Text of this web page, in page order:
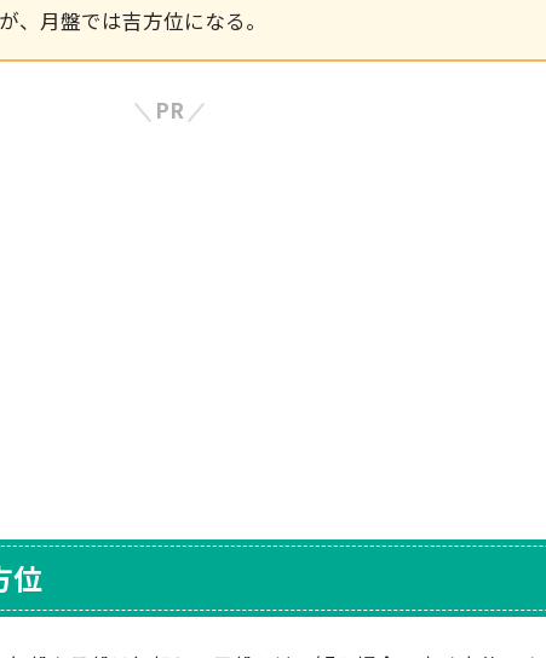
、月盤では吉方位になる。
PR
位